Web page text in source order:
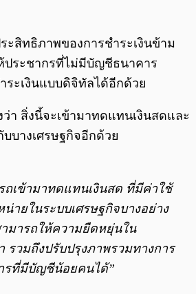
ะสิทธิภาพของการชำระเงินข้าม
ระชากรที่ไม่มีบัญชีธนาคาร
ระเงินแบบดิจิทัลได้อีกด้วย
ว่า สิ่งนี้จะเข้ามาทดแทนเงินสดและ
บางเศรษฐกิจอีกด้วย
ถเข้ามาทดแทนเงินสด ที่มีค่าใช้
น่ายในระบบเศรษฐกิจบางอย่าง
มารถให้ความยืดหยุ่นใน
รวมถึงปรับปรุงภาพรวมทางการ
รที่มีบัญชีน้อยคนได้”